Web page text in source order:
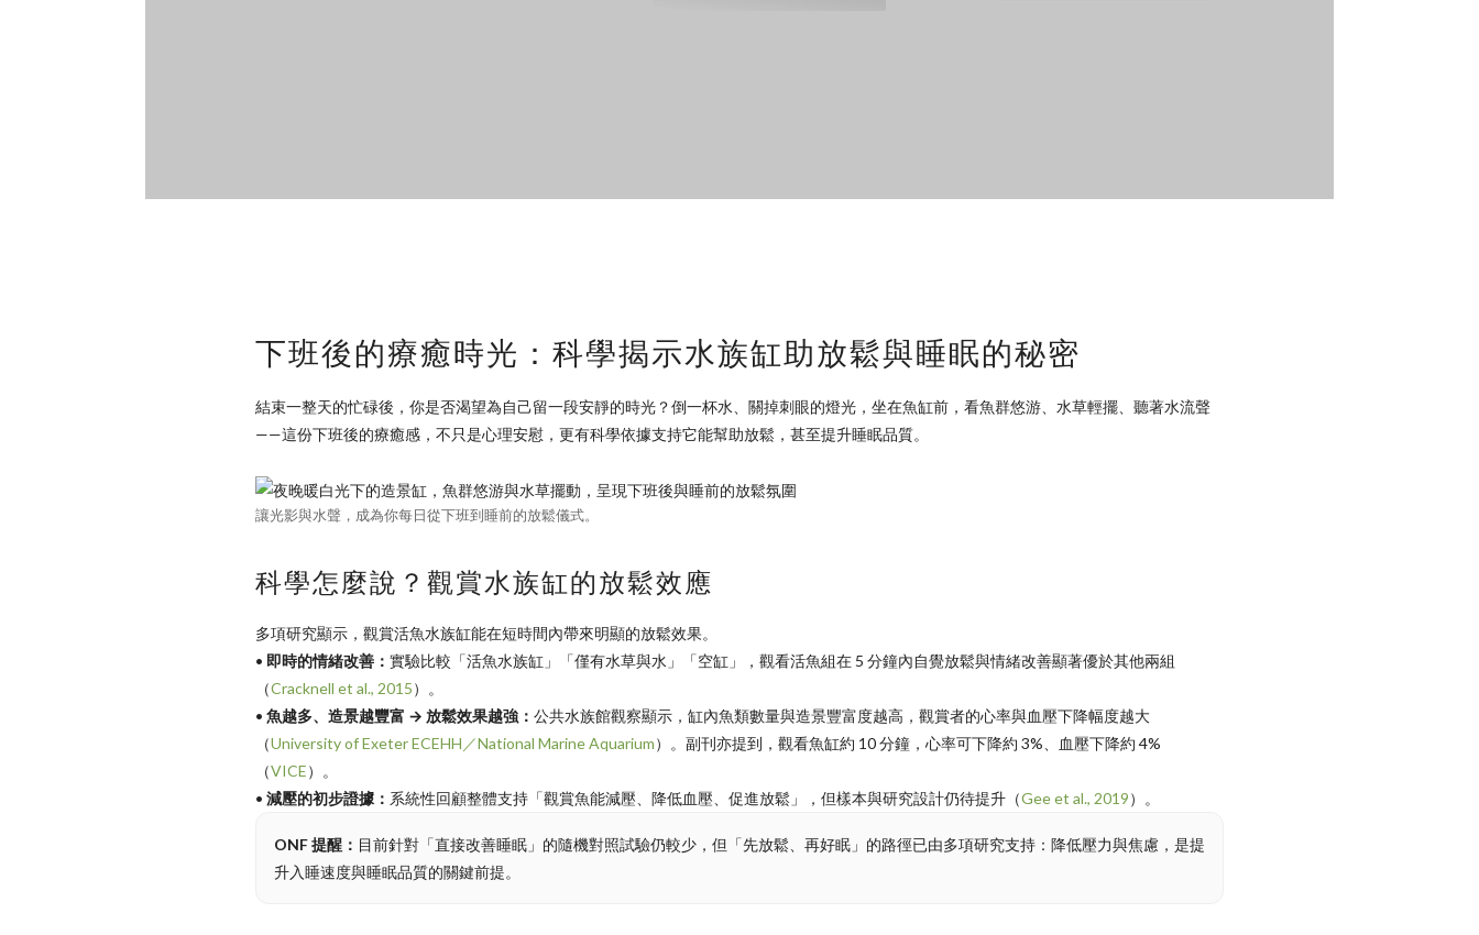
下班後的療癒時光：科學揭示水族缸助放鬆與睡眠的秘密
結束一整天的忙碌後，你是否渴望為自己留一段安靜的時光？倒一杯水、關掉刺眼的燈光，坐在魚缸前，看魚群悠游、水草輕擺、聽著水流聲
——這份下班後的療癒感，不只是心理安慰，更有科學依據支持它能幫助放鬆，甚至提升睡眠品質。
讓光影與水聲，成為你每日從下班到睡前的放鬆儀式。
科學怎麼說？觀賞水族缸的放鬆效應
多項研究顯示，觀賞活魚水族缸能在短時間內帶來明顯的放鬆效果。
• 即時的情緒改善： 實驗比較「活魚水族缸」「僅有水草與水」「空缸」，觀看活魚組在 5 分鐘內自覺放鬆與情緒改善顯著優於其他兩組
（Cracknell et al., 2015）。
• 魚越多、造景越豐富 → 放鬆效果越強： 公共水族館觀察顯示，缸內魚類數量與造景豐富度越高，觀賞者的心率與血壓下降幅度越大
（University of Exeter ECEHH／National Marine Aquarium）。副刊亦提到，觀看魚缸約 10 分鐘，心率可下降約 3%、血壓下降約 4%
（VICE）。
• 減壓的初步證據： 系統性回顧整體支持「觀賞魚能減壓、降低血壓、促進放鬆」，但樣本與研究設計仍待提升（Gee et al., 2019）。
ONF 提醒： 目前針對「直接改善睡眠」的隨機對照試驗仍較少，但「先放鬆、再好眠」的路徑已由多項研究支持：降低壓力與焦慮，是提
升入睡速度與睡眠品質的關鍵前提。